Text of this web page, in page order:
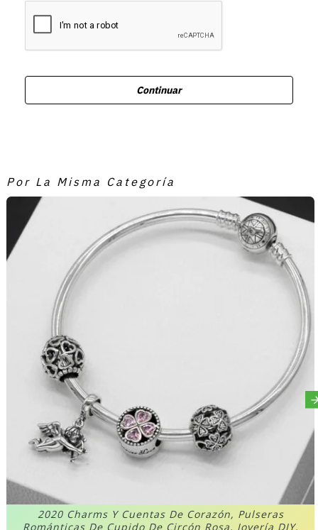
Continuar
Por La Misma Categoría
2020 Charms Y Cuentas De Corazón, Pulseras
Románticas De Cupido De Circón Rosa, Joyería DIY,